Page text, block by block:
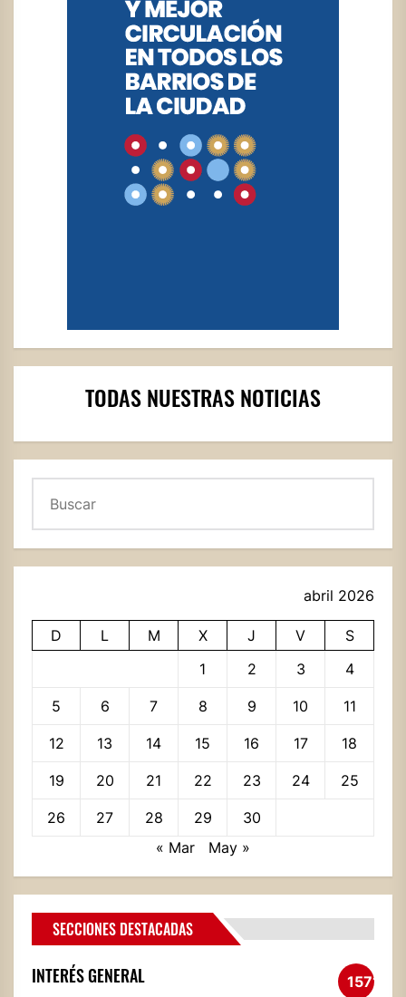
TODAS NUESTRAS NOTICIAS
abril 2026
D L M X J V
S
1
2 3 4
5 6 7 8 9 10 11
12 13 14 15 16 17 18
19 20 21 22 23 24 25
26 27 28 29
30
« Mar
May »
SECCIONES DESTACADAS
INTERÉS GENERAL 1571